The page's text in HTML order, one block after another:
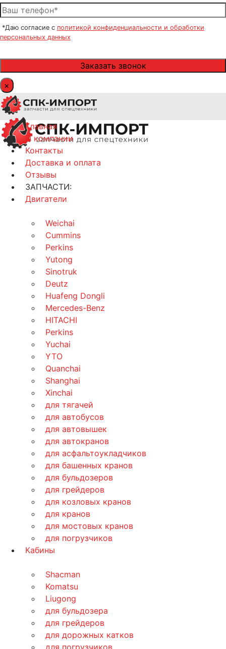
*Даю согласие с политикой конфиденциальности и обработки
персональных данных
×
Главная
О компании
Контакты
Доставка и оплата
Отзывы
ЗАПЧАСТИ:
Двигатели
Weichai
Cummins
Perkins
Yutong
Sinotruk
Deutz
Huafeng Dongli
Mercedes-Benz
HITACHI
Perkins
Yuchai
YTO
Quanchai
Shanghai
Xinchai
для тягачей
для автобусов
для автовышек
для автокранов
для асфальтоукладчиков
для башенных кранов
для бульдозеров
для грейдеров
для козловых кранов
для кранов
для мостовых кранов
для погрузчиков
Кабины
Shacman
Komatsu
Liugong
для бульдозера
для грейдеров
для дорожных катков
для погрузчиков